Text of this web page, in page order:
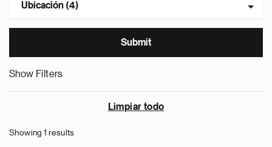
Ubicación (4)
Show Filters
Limpiar todo
Showing 1 results